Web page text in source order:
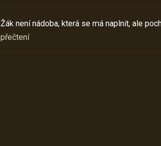
Žák není nádoba, která se má naplnit, ale
přečtení